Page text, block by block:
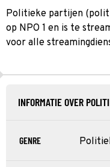
Politieke partijen
op NPO 1 en is te
voor alle
INFORMATIE OVER
GENRE